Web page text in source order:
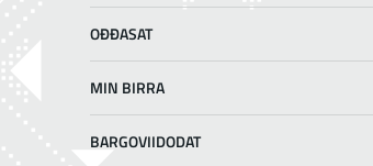
OĐĐASAT
MIN BIRRA
BARGOVIIDODAT